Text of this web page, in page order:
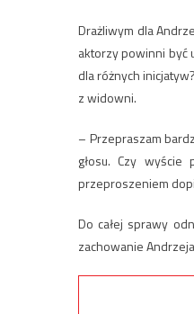
Drażliwym dla
aktorzy powinni być
dla różnych
z widowni.
– Przepraszam
głosu. Czy
przeproszeniem
Do całej sprawy
zachowanie